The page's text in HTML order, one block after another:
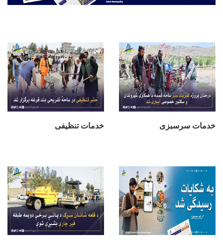
خدمات سرسبزی خدمات تنظیفی